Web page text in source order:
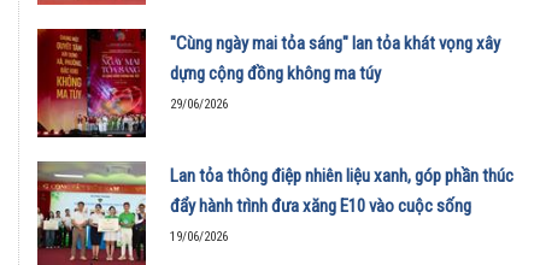
"Cùng ngày mai tỏa sáng" lan tỏa khát vọng xây
dựng cộng đồng không ma túy
29/06/2026
Lan tỏa thông điệp nhiên liệu xanh, góp phần thúc
đẩy hành trình đưa xăng E10 vào cuộc sống
19/06/2026